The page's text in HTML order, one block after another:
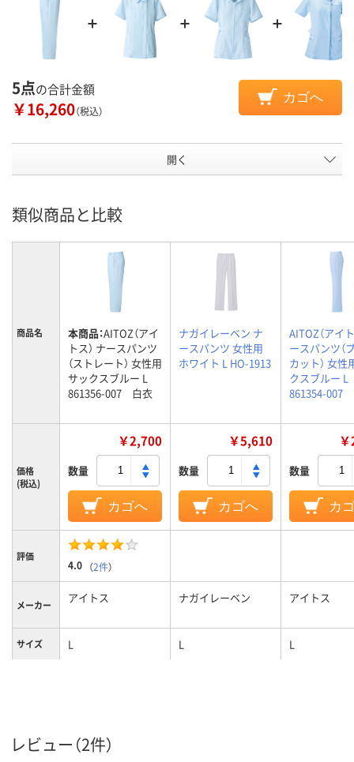
5点の合計金額
￥16,260（税込）
カゴへ
開く
類似商品と比較
商品名 本商品：AITOZ（アイ
トス） ナースパンツ
（ストレート） 女性用
サックスブルー L
861356-007 白衣
ナガイレーベン ナ
ースパンツ 女性用
ホワイト L HO-1913
AITOZ（アイ
ースパンツ（
カット） 女性
クスブルー L
861354-007
価格
(税込)
￥2,700
数量
カゴへ
￥5,610
数量
カゴへ
数量
カ
評価
4.0 （2件）
メーカー アイトス ナガイレーベン アイトス
サイズ L L L
ストレッチギャバ
レビュー（2件）